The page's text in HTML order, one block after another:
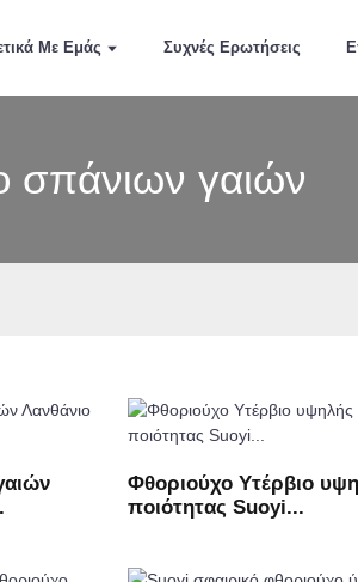
Με Εμάς Συχνές Ερωτήσεις
σπάνιων γαιών
Φθοριούχο Υτέρβιο
ποιότητας Suoyi...